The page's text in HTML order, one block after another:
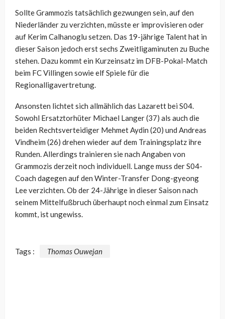
Sollte Grammozis tatsächlich gezwungen sein, auf den
Niederländer zu verzichten, müsste er improvisieren oder
auf Kerim Calhanoglu setzen. Das 19-jährige Talent hat in
dieser Saison jedoch erst sechs Zweitligaminuten zu Buche
stehen. Dazu kommt ein Kurzeinsatz im DFB-Pokal-Match
beim FC Villingen sowie elf Spiele für die
Regionalligavertretung.
Ansonsten lichtet sich allmählich das Lazarett bei S04.
Sowohl Ersatztorhüter Michael Langer (37) als auch die
beiden Rechtsverteidiger Mehmet Aydin (20) und Andreas
Vindheim (26) drehen wieder auf dem Trainingsplatz ihre
Runden. Allerdings trainieren sie nach Angaben von
Grammozis derzeit noch individuell. Lange muss der S04-
Coach dagegen auf den Winter-Transfer Dong-gyeong
Lee verzichten. Ob der 24-Jährige in dieser Saison nach
seinem Mittelfußbruch überhaupt noch einmal zum Einsatz
kommt, ist ungewiss.
Tags : Thomas Ouwejan